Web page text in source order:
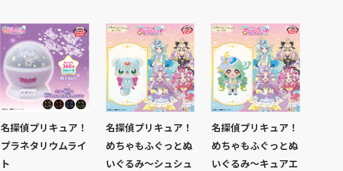
名探偵プリキュア！
プラネタリウムライ
ト
名探偵プリキュア！
めちゃもふぐっとぬ
いぐるみ～シュシュ
名探偵プリキュア！
めちゃもふぐっとぬ
いぐるみ～キュアエ